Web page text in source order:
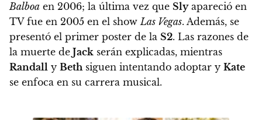
Balboa en 2006; la última vez que Slyapareció en
TV fue en 2005 en el showLas Vegas. Además, se
presentó el primer poster de la S2. Las razones de
la muerte de Jack serán explicadas, mientras
Randall y Bethsiguen intentando adoptar y Kate
se enfoca en su carrera musical.